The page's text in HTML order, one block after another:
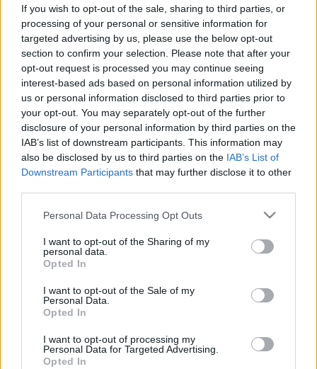
If you wish to opt-out of the sale, sharing to third parties, or
processing of your personal or sensitive information for
targeted advertising by us, please use the below opt-out
section to confirm your selection. Please note that after your
opt-out request is processed you may continue seeing
interest-based ads based on personal information utilized by
us or personal information disclosed to third parties prior to
your opt-out. You may separately opt-out of the further
disclosure of your personal information by third parties on the
IAB’s list of downstream participants. This information may
also be disclosed by us to third parties on the IAB’s List of
Downstream Participants that may further disclose it to other
Please note that this website/app uses one or more Google
not limited to your visit or usage behaviour. You may click to
grant or deny consent to Google and its third-party tags to
use your data for below specified purposes in below Google
consent section.
Personal Data Processing Opt Outs
I want to opt-out of the Sharing of my
personal data.
Opted In
I want to opt-out of the Sale of my
Personal Data.
Opted In
I want to opt-out of processing my
Personal Data for Targeted Advertising.
Opted In
vendéget is fogad